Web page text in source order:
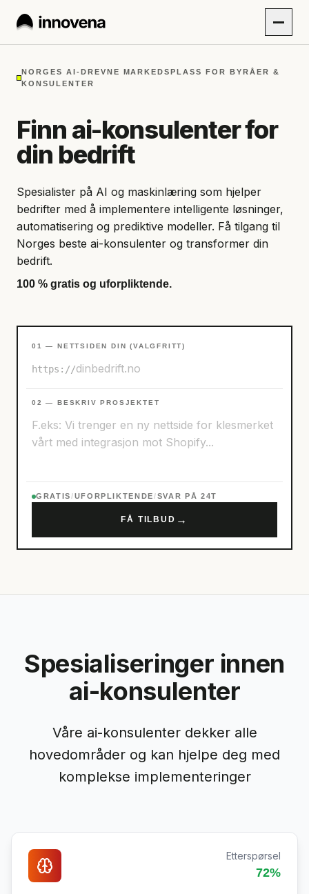
NORGES AI-DREVNE MARKEDSPLASS FOR BYRÅER &
KONSULENTER
Finn ai-konsulenter for
din bedrift
Spesialister på AI og maskinlæring som hjelper
bedrifter med å implementere intelligente løsninger,
automatisering og prediktive modeller. Få tilgang til
Norges beste ai-konsulenter og transformer din
bedrift.
100 % gratis og uforpliktende.
01 — NETTSIDEN DIN (VALGFRITT)
https://
02 — BESKRIV PROSJEKTET
GRATIS/UFORPLIKTENDE/SVAR PÅ 24T
FÅ TILBUD →
Spesialiseringer innen
ai-konsulenter
Våre ai-konsulenter dekker alle
hovedområder og kan hjelpe deg med
komplekse implementeringer
Etterspørsel
72%